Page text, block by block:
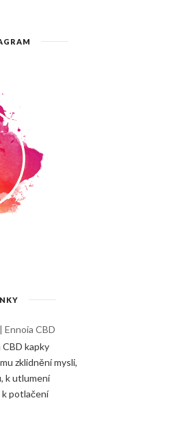
Ennoia CBD
CBD kapky
zklidnění mysli,
k utlumení
k potlačení